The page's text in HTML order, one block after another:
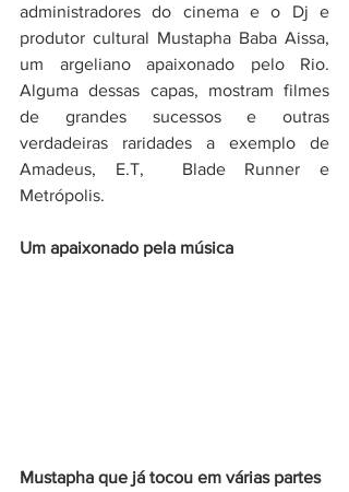
administradores do cinema e o Dj e
produtor cultural Mustapha Baba Aissa,
um argeliano apaixonado pelo Rio.
Alguma dessas capas, mostram filmes
de grandes sucessos e outras
verdadeiras raridades a exemplo de
Amadeus, E.T,  Blade Runner e
Metrópolis.
Um apaixonado pela música
Mustapha que já tocou em várias partes